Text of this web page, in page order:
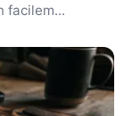
facilem...